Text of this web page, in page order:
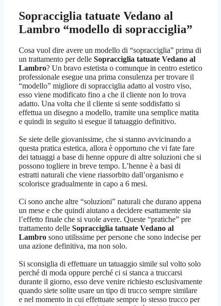
Sopracciglia tatuate Vedano al
Lambro “modello di sopracciglia”
Cosa vuol dire avere un modello di “sopracciglia” prima di
un trattamento per delle Sopracciglia tatuate Vedano al
Lambro? Un bravo estetista o comunque in centro estetico
professionale esegue una prima consulenza per trovare il
“modello” migliore di sopracciglia adatto al vostro viso,
esso viene modificato fino a che il cliente non lo trova
adatto. Una volta che il cliente si sente soddisfatto si
effettua un disegno a modello, tramite una semplice matita
e quindi in seguito si esegue il tatuaggio definitivo.
Se siete delle giovanissime, che si stanno avvicinando a
questa pratica estetica, allora è opportuno che vi fate fare
dei tatuaggi a base di henne oppure di altre soluzioni che si
possono togliere in breve tempo. L’henne è a basi di
estratti naturali che viene riassorbito dall’organismo e
scolorisce gradualmente in capo a 6 mesi.
Ci sono anche altre “soluzioni” naturali che durano appena
un mese e che quindi aiutano a decidere esattamente sia
l’effetto finale che si vuole avere. Queste “pratiche” pre
trattamento delle Sopracciglia tatuate Vedano al
Lambro sono utilissime per persone che sono indecise per
una azione definitiva, ma non solo.
Si sconsiglia di effettuare un tatuaggio simile sul volto solo
perché di moda oppure perché ci si stanca a truccarsi
durante il giorno, esso deve venire richiesto esclusivamente
quando siete solite usare un tipo di trucco sempre similare
e nel momento in cui effettuate sempre lo stesso trucco per